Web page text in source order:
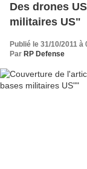
Des drones
militaires US"
Publié le 31/10/2011 à
Par RP Defense